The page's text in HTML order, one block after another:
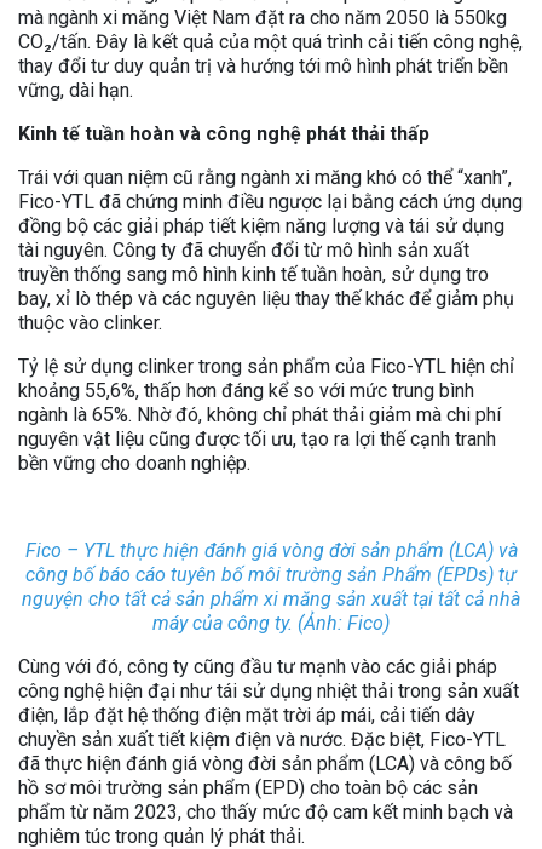
mà ngành xi măng Việt Nam đặt ra cho năm 2050 là 550kg
CO₂/tấn. Đây là kết quả của một quá trình cải tiến công nghệ,
thay đổi tư duy quản trị và hướng tới mô hình phát triển bền
vững, dài hạn.
Kinh tế tuần hoàn và công nghệ phát thải thấp
Trái với quan niệm cũ rằng ngành xi măng khó có thể “xanh”,
Fico-YTL đã chứng minh điều ngược lại bằng cách ứng dụng
đồng bộ các giải pháp tiết kiệm năng lượng và tái sử dụng
tài nguyên. Công ty đã chuyển đổi từ mô hình sản xuất
truyền thống sang mô hình kinh tế tuần hoàn, sử dụng tro
bay, xỉ lò thép và các nguyên liệu thay thế khác để giảm phụ
thuộc vào clinker.
Tỷ lệ sử dụng clinker trong sản phẩm của Fico-YTL hiện chỉ
khoảng 55,6%, thấp hơn đáng kể so với mức trung bình
ngành là 65%. Nhờ đó, không chỉ phát thải giảm mà chi phí
nguyên vật liệu cũng được tối ưu, tạo ra lợi thế cạnh tranh
bền vững cho doanh nghiệp.
Fico – YTL thực hiện đánh giá vòng đời sản phẩm (LCA) và
công bố báo cáo tuyên bố môi trường sản Phẩm (EPDs) tự
nguyện cho tất cả sản phẩm xi măng sản xuất tại tất cả nhà
máy của công ty. (Ảnh: Fico)
Cùng với đó, công ty cũng đầu tư mạnh vào các giải pháp
công nghệ hiện đại như tái sử dụng nhiệt thải trong sản xuất
điện, lắp đặt hệ thống điện mặt trời áp mái, cải tiến dây
chuyền sản xuất tiết kiệm điện và nước. Đặc biệt, Fico-YTL
đã thực hiện đánh giá vòng đời sản phẩm (LCA) và công bố
hồ sơ môi trường sản phẩm (EPD) cho toàn bộ các sản
phẩm từ năm 2023, cho thấy mức độ cam kết minh bạch và
nghiêm túc trong quản lý phát thải.